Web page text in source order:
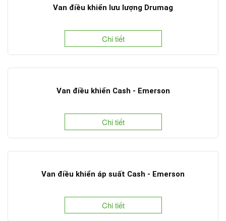
Van điều khiển lưu lượng Drumag
Chi tiết
Van điều khiển Cash - Emerson
Chi tiết
Van điều khiển áp suất Cash - Emerson
Chi tiết